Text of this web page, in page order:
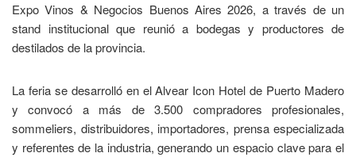
Expo Vinos & Negocios Buenos Aires 2026, a través de un
stand institucional que reunió a bodegas y productores de
destilados de la provincia.
La feria se desarrolló en el Alvear Icon Hotel de Puerto Madero
y convocó a más de 3.500 compradores profesionales,
sommeliers, distribuidores, importadores, prensa especializada
y referentes de la industria, generando un espacio clave para el